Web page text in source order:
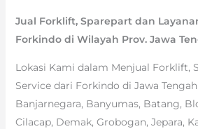
Jual Forklift, Sparepart dan
Forkindo di Wilayah Prov. Jawa
Lokasi Kami dalam Menjual Forklift,
Service dari Forkindo di Jawa
Banjarnegara, Banyumas, Batang,
Cilacap, Demak, Grobogan, Jepara,